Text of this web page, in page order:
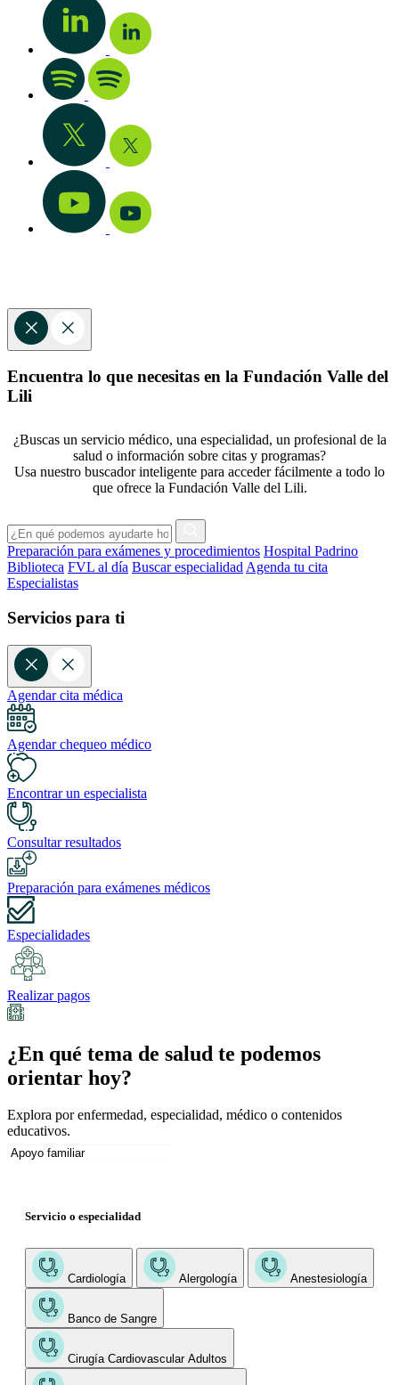
Encuentra lo que necesitas en la Fundación Valle del
Lili
¿Buscas un servicio médico, una especialidad, un profesional de la
salud o información sobre citas y programas?
Usa nuestro buscador inteligente para acceder fácilmente a todo lo
que ofrece la Fundación Valle del Lili.
Preparación para exámenes y procedimientos Hospital Padrino
Biblioteca FVL al día Buscar especialidad Agenda tu cita
Especialistas
Servicios para ti
Agendar cita médica
Agendar chequeo médico
Encontrar un especialista
Consultar resultados
Preparación para exámenes médicos
Especialidades
Realizar pagos
¿En qué tema de salud te podemos
orientar hoy?
Explora por enfermedad, especialidad, médico o contenidos
educativos.
Servicio o especialidad
Cardiología Alergología Anestesiología
Banco de Sangre
Cirugía Cardiovascular Adultos